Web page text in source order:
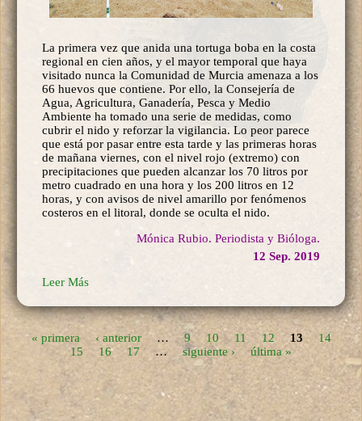
La primera vez que anida una tortuga boba en la costa
regional en cien años, y el mayor temporal que haya
visitado nunca la Comunidad de Murcia amenaza a los
66 huevos que contiene. Por ello, la Consejería de
Agua, Agricultura, Ganadería, Pesca y Medio
Ambiente ha tomado una serie de medidas, como
cubrir el nido y reforzar la vigilancia. Lo peor parece
que está por pasar entre esta tarde y las primeras horas
de mañana viernes, con el nivel rojo (extremo) con
precipitaciones que pueden alcanzar los 70 litros por
metro cuadrado en una hora y los 200 litros en 12
horas, y con avisos de nivel amarillo por fenómenos
costeros en el litoral, donde se oculta el nido.
Mónica Rubio. Periodista y Bióloga.
12 Sep. 2019
Leer Más
« primera ‹ anterior 9 10 11 12 13
14
15
16 17 … siguiente › última »